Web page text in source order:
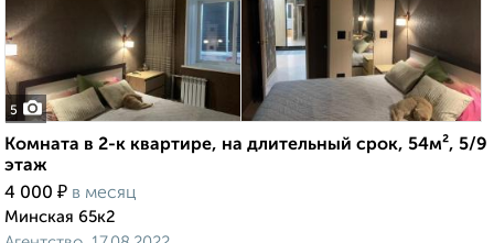
5
Комната в 2-к квартире, на длительный срок, 54м², 5/9
этаж
4 000 ₽ в месяц
Минская 65к2